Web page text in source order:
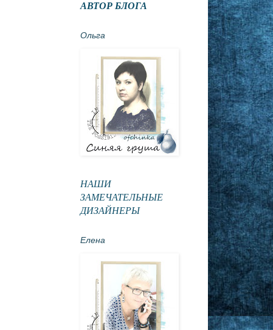
АВТОР БЛОГА
Ольга
НАШИ
ЗАМЕЧАТЕЛЬНЫЕ
ДИЗАЙНЕРЫ
Елена